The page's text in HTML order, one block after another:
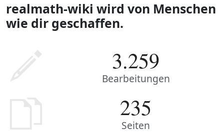
realmath-wiki wird von Menschen
wie dir geschaffen.
3.259
Bearbeitungen
235
Seiten